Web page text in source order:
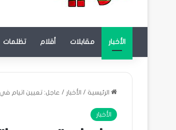
الأخبار مقابلات أقلام تظلمات
الرئيسية / الأخبار / عاجل: تعيين اتيام
الأخبار